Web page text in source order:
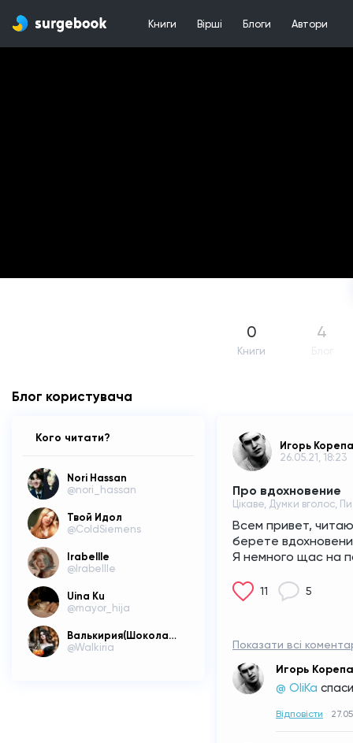
Книги Вірші Блоги Автори
0
Книги
4
Блог користувача
Кого читати?
Nori Hassan
@nori_hassan
Твой Идол
@ColdSiemens
Irabellle
@Irabellle
Uina Ku
@mayor_hija
Валькирия(Шоколадный Бог)(МЧ)
@Walkiria
Игорь
26.05.21, 18:23
Про вдохновение
Цікаве, Думки вголос,
Всем привет,
берете
Я немного щас на
11 5
Показати всі
Игорь
@ OliKa
Відповісти